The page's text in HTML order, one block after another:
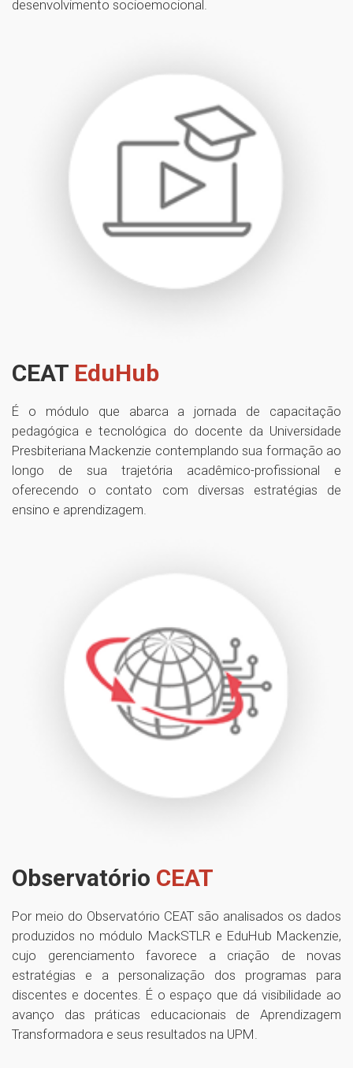
desenvolvimento socioemocional.
CEAT EduHub
É o módulo que abarca a jornada de capacitação
pedagógica e tecnológica do docente da Universidade
Presbiteriana Mackenzie contemplando sua formação ao
longo de sua trajetória acadêmico-profissional e
oferecendo o contato com diversas estratégias de
ensino e aprendizagem.
Observatório CEAT
Por meio do Observatório CEAT são analisados os dados
produzidos no módulo MackSTLR e EduHub Mackenzie,
cujo gerenciamento favorece a criação de novas
estratégias e a personalização dos programas para
discentes e docentes. É o espaço que dá visibilidade ao
avanço das práticas educacionais de Aprendizagem
Transformadora e seus resultados na UPM.